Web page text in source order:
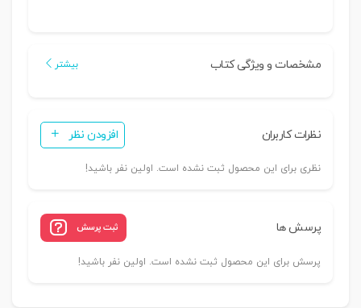
مشخصات و ویژگی کتاب بیشتر
نظرات کاربران افزودن نظر
نظری برای این محصول ثبت نشده است. اولین نفر باشید!
پرسش ها ثبت پرسش
پرسش برای این محصول ثبت نشده است. اولین نفر باشید!